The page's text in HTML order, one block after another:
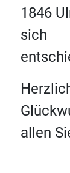
1846
sich
allen